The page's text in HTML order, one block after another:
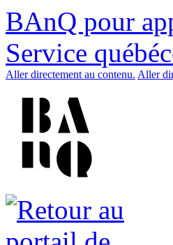
BAnQ pour
Service
Aller directement au contenu. Aller